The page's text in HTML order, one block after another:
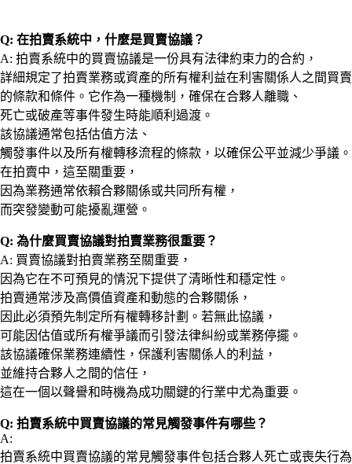
Q: 在拍賣系統中，什麼是買賣協議？
A: 拍賣系統中的買賣協議是一份具有法律約束力的合約，
詳細規定了拍賣業務或資產的所有權利益在利害關係人之間買賣
的條款和條件。它作為一種機制，確保在合夥人離職、
死亡或破產等事件發生時能順利過渡。
該協議通常包括估值方法、
觸發事件以及所有權轉移流程的條款，以確保公平並減少爭議。
在拍賣中，這至關重要，
因為業務通常依賴合夥關係或共同所有權，
而突發變動可能擾亂運營。
Q: 為什麼買賣協議對拍賣業務很重要？
A: 買賣協議對拍賣業務至關重要，
因為它在不可預見的情況下提供了清晰性和穩定性。
拍賣通常涉及高價值資產和動態的合夥關係，
因此必須預先制定所有權轉移計劃。若無此協議，
可能因估值或所有權爭議而引發法律糾紛或業務停擺。
該協議確保業務連續性，保護利害關係人的利益，
並維持合夥人之間的信任，
這在一個以聲譽和時機為成功關鍵的行業中尤為重要。
Q: 拍賣系統中買賣協議的常見觸發事件有哪些？
A:
拍賣系統中買賣協議的常見觸發事件包括合夥人死亡或喪失行為